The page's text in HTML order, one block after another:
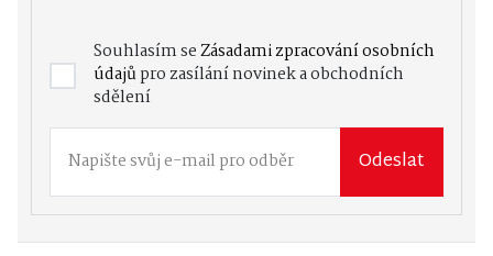
Souhlasím seZásadami zpracování osobních
údajůpro zasílání novinek a obchodních
sdělení
Odeslat